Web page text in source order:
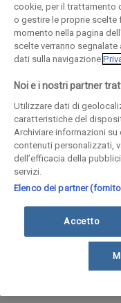
© COPYRIGHT -
Lecco CF e P. Iva
Iscritta al Registro
Registrata al
cookie, per il trattamento
o gestire le proprie scelte
momento nella pagina
scelte verranno
dati sulla navigazione.
Noi e i nostri partner
Utilizzare dati di
caratteristiche del
Archiviare informazioni
contenuti personalizzati,
dell’efficacia della
servizi.
Elenco dei partner
Accetto